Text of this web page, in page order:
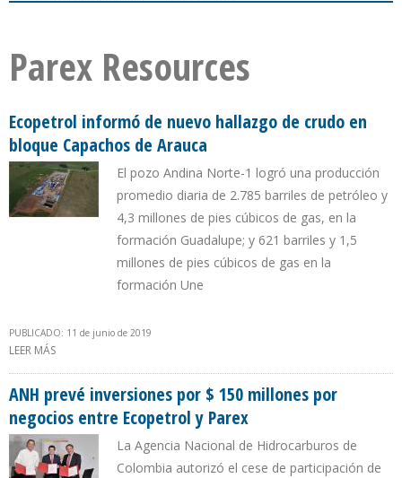
Parex Resources
Ecopetrol informó de nuevo hallazgo de crudo en
bloque Capachos de Arauca
El pozo Andina Norte-1 logró una producción
promedio diaria de 2.785 barriles de petróleo y
4,3 millones de pies cúbicos de gas, en la
formación Guadalupe; y 621 barriles y 1,5
millones de pies cúbicos de gas en la
formación Une
PUBLICADO: 11 de junio de 2019
LEER MÁS
ANH prevé inversiones por $ 150 millones por
negocios entre Ecopetrol y Parex
La Agencia Nacional de Hidrocarburos de
Colombia autorizó el cese de participación de